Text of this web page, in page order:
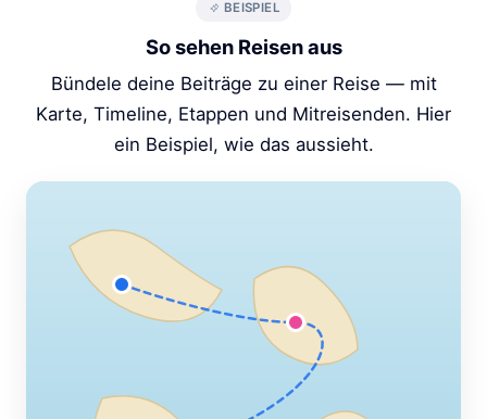
BEISPIEL
So sehen Reisen aus
Bündele deine Beiträge zu einer Reise — mit
Karte, Timeline, Etappen und Mitreisenden. Hier
ein Beispiel, wie das aussieht.